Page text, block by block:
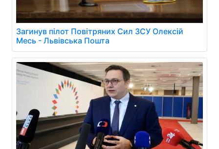
Загинув пілот Повітряних Сил ЗСУ Олексій
Месь - Львівська Пошта